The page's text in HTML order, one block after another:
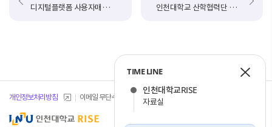
디지털플랫폼 사용자매뉴얼 안내(기술지원허브, 가족회사, 교육(행사)관리, 기술지원허브, 뉴스레터) 인천대학교 산학협력단 산학협력기금 및 운영지침
TIME LINE
인천대학교RISE
자료실
개인정보처리방침 이메일 무단수집거부 개인정보 목적 외 이용 및 제한